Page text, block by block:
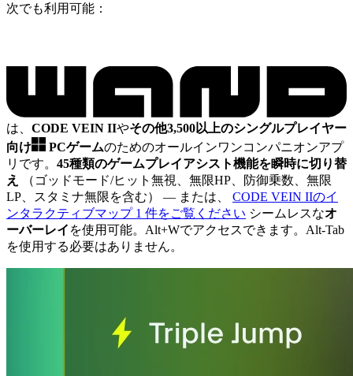
次でも利用可能：
は、 CODE VEIN IIやその他3,500以上のシングルプレイヤー
向け
PCゲームのためのオールインワンコンパニオンアプ
リです。 45種類のゲームプレイアシスト機能を瞬時に切り替
え
（ゴッドモード/ヒット無視、無限HP、防御乗数、無限
LP、スタミナ無限を含む） — または、 CODE VEIN IIのイ
ンタラクティブマップ 1 件をご覧ください シームレスなオ
ーバーレイ を使用可能。Alt+Wでアクセスできます。Alt-Tab
を使用する必要はありません。